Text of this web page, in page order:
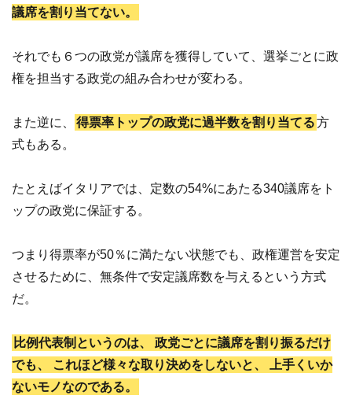
議席を割り当てない。
それでも６つの政党が議席を獲得していて、選挙ごとに政
権を担当する政党の組み合わせが変わる。
また逆に、 得票率トップの政党に過半数を割り当てる方
式もある。
たとえばイタリアでは、定数の54%にあたる340議席をト
ップの政党に保証する。
つまり得票率が50％に満たない状態でも、政権運営を安定
させるために、無条件で安定議席数を与えるという方式
だ。
比例代表制というのは、
政党ごとに議席を割り振るだけ
でも、
これほど様々な取り決めをしないと、
上手くいか
ないモノなのである。